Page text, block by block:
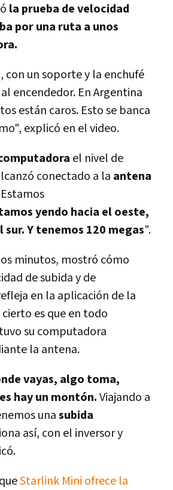
la prueba de velocidad
por una ruta a unos
con un soporte y la enchufé
encendedor. En Argentina
están caros. Esto se banca
explicó en el video.
el nivel de
conectado a la antena
yendo hacia el oeste,
Y tenemos 120 megas".
minutos, mostró cómo
de subida y de
en la aplicación de la
es que en todo
su computadora
la antena.
vayas, algo toma,
hay un montón.Viajando a
unasubida
así, con el inversor y
Starlink Mini ofrece la